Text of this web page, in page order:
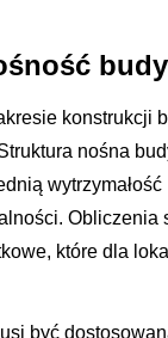
konstrukcji
nośna
które dla
być